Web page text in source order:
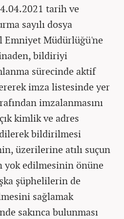
tarih ve
sayılı dosya
Müdürlüğü'ne
bildiriyi
sürecinde aktif
imza listesinde yer
imzalanmasını
kimlik ve adres
bildirilmesi
üzerilerine atılı suçun
edilmesinin önüne
şüphelilerin de
sağlamak
sakınca bulunması